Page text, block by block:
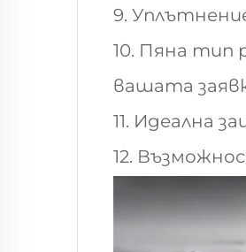
9.
10. Пяна тип
вашата
11. Идеална
12.